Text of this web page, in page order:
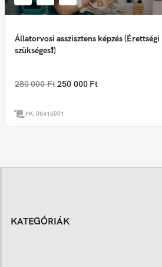
Állatorvosi asszisztens képzés (Érettségi
szükséges❗)
280 000 Ft 250 000 Ft
PK:08415001
KATEGÓRIÁK